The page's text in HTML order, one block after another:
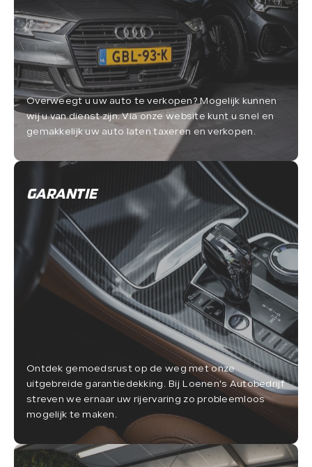
Overweegt u uw auto te verkopen? Mogelijk kunnen
wij u van dienst zijn. Via onze website kunt u snel en
gemakkelijk uw auto laten taxeren en verkopen.
GARANTIE
Ontdek gemoedsrust op de weg met onze
uitgebreide garantiedekking. Bij Loenen's Autobedrijf
streven we ernaar uw rijervaring zo probleemloos
mogelijk te maken.